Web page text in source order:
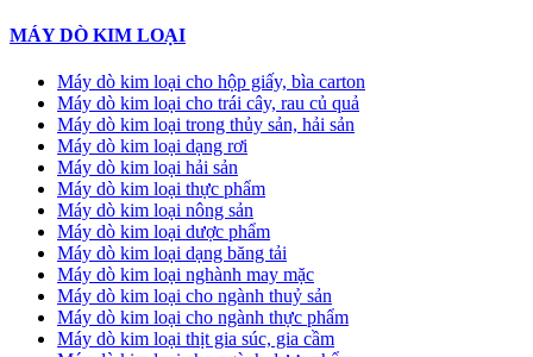
MÁY DÒ KIM LOẠI
Máy dò kim loại cho hộp giấy, bìa carton
Máy dò kim loại cho trái cây, rau củ quả
Máy dò kim loại trong thủy sản, hải sản
Máy dò kim loại dạng rơi
Máy dò kim loại hải sản
Máy dò kim loại thực phẩm
Máy dò kim loại nông sản
Máy dò kim loại dược phẩm
Máy dò kim loại dạng băng tải
Máy dò kim loại nghành may mặc
Máy dò kim loại cho ngành thuỷ sản
Máy dò kim loại cho ngành thực phẩm
Máy dò kim loại thịt gia súc, gia cầm